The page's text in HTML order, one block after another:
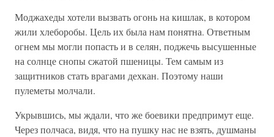
Моджахеды хотели вызвать огонь на кишлак, в котором
жили хлеборобы. Цель их была нам понятна. Ответным
огнем мы могли попасть и в селян, поджечь высушенные
на солнце снопы сжатой пшеницы. Тем самым из
защитников стать врагами дехкан. Поэтому наши
пулеметы молчали.
Укрывшись, мы ждали, что же боевики предпримут еще.
Через полчаса, видя, что на пушку нас не взять, душманы